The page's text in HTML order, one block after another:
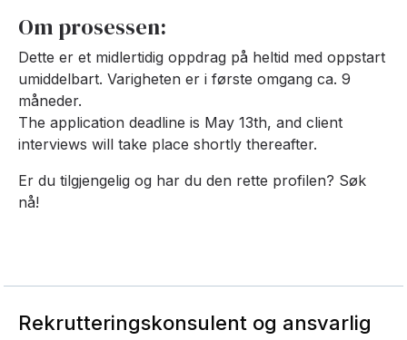
Om prosessen:
Dette er et midlertidig oppdrag på heltid med oppstart
umiddelbart. Varigheten er i første omgang ca. 9
måneder.
The application deadline is May 13th, and client
interviews will take place shortly thereafter.
Er du tilgjengelig og har du den rette profilen? Søk
nå!
Rekrutteringskonsulent og ansvarlig